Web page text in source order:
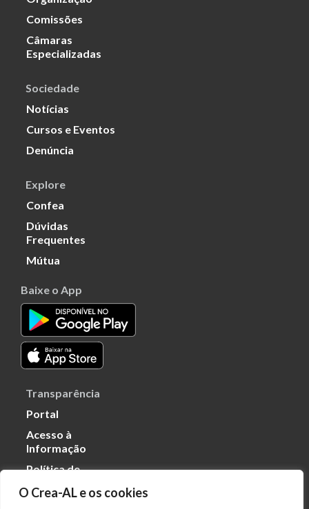
O Crea-AL e os cookies
Comissões
Câmaras
Especializadas
Sociedade
Notícias
Cursos e Eventos
Denúncia
Explore
Confea
Dúvidas
Frequentes
Mútua
Baixe o App
Transparência
Portal
Acesso à
Informação
Política de
Dados